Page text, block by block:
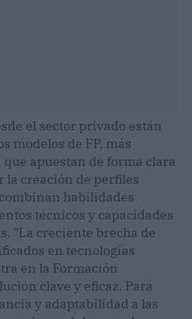
el sector privado están
modelos de FP, más
apuestan de forma clara
la creación de perfiles
habilidades
técnicos y capacidades
"La creciente brecha de
en tecnologías
en la Formación
clave y eficaz. Para
y adaptabilidad a las